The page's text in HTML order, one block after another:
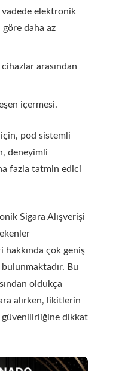
elektronik
göre daha az
arasından
içermesi.
için, pod sistemli
deneyimli
fazla tatmin edici
Sigara Alışverişi
hakkında çok geniş
Bu
oldukça
alırken, likitlerin
güvenilirliğine dikkat